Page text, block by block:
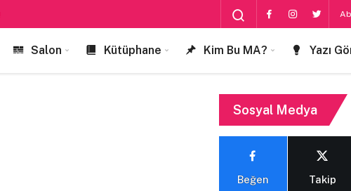
Salon Kütüphane Kim Bu MA? Yazı
Sosyal Medya
Beğen Takip